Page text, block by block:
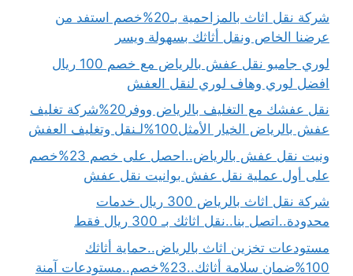
شركة نقل اثاث بالمزاحمية بـ20%خصم استفد من
عرضنا الخاص ونقل أثاثك بسهولة ويسر
لوري جامبو نقل عفش بالرياض مع خصم 100 ريال
افضل لوري وهاف لوري لنقل العفش
نقل عفشك مع التغليف بالرياض ووفر20%شركة تغليف
عفش بالرياض الخيار الأمثل100%لـنقل وتغليف العفش
ونيت نقل عفش بالرياض..احصل على خصم 23%خصم
على أول عملية نقل عفش بوانيت نقل عفش
شركة نقل اثاث بالرياض 300 ريال خدمات
محدودة..اتصل بنا..نقل اثاثك بـ 300 ريال فقط
مستودعات تخزين اثاث بالرياض..حماية أثاثك
100%ضمان سلامة أثاثك..23%خصم..مستودعات آمنة